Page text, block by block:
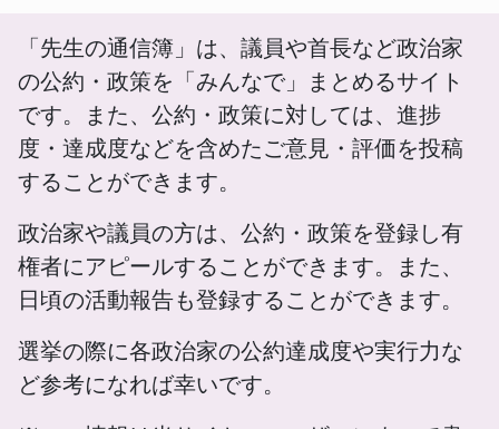
「先生の通信簿」は、議員や首長など政治家
の公約・政策を「みんなで」まとめるサイト
です。また、公約・政策に対しては、進捗
度・達成度などを含めたご意見・評価を投稿
することができます。
政治家や議員の方は、公約・政策を登録し有
権者にアピールすることができます。また、
日頃の活動報告も登録することができます。
選挙の際に各政治家の公約達成度や実行力な
ど参考になれば幸いです。